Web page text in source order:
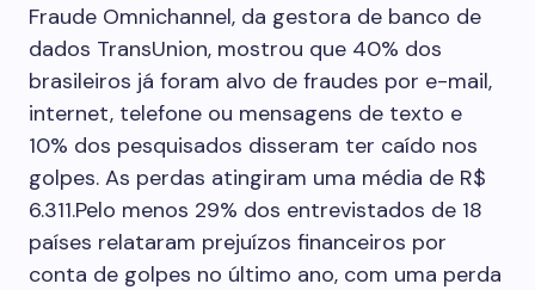
Fraude Omnichannel, da gestora de banco de
dados TransUnion, mostrou que 40% dos
brasileiros já foram alvo de fraudes por e-mail,
internet, telefone ou mensagens de texto e
10% dos pesquisados disseram ter caído nos
golpes. As perdas atingiram uma média de R$
6.311.Pelo menos 29% dos entrevistados de 18
países relataram prejuízos financeiros por
conta de golpes no último ano, com uma perda